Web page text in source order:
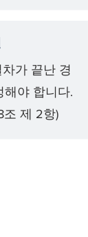
가 끝난 경
해야 합니다.
제 2항)